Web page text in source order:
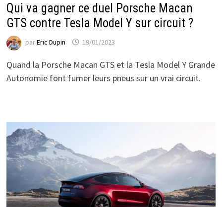
Qui va gagner ce duel Porsche Macan
GTS contre Tesla Model Y sur circuit ?
parEric Dupin 19/01/2023
Quand la Porsche Macan GTS et la Tesla Model Y Grande
Autonomie font fumer leurs pneus sur un vrai circuit.